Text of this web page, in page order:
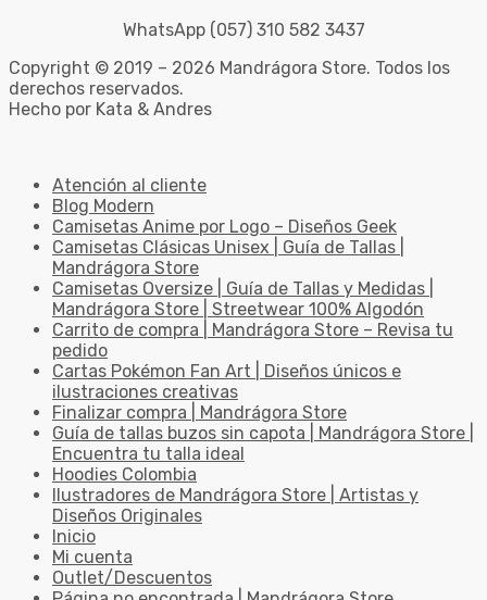
WhatsApp (057) 310 582 3437
Copyright © 2019 – 2026 Mandrágora Store. Todos los
derechos reservados.
Hecho por Kata & Andres
Atención al cliente
Blog Modern
Camisetas Anime por Logo – Diseños Geek
Camisetas Clásicas Unisex | Guía de Tallas |
Mandrágora Store
Camisetas Oversize | Guía de Tallas y Medidas |
Mandrágora Store | Streetwear 100% Algodón
Carrito de compra | Mandrágora Store – Revisa tu
pedido
Cartas Pokémon Fan Art | Diseños únicos e
ilustraciones creativas
Finalizar compra | Mandrágora Store
Guía de tallas buzos sin capota | Mandrágora Store |
Encuentra tu talla ideal
Hoodies Colombia
Ilustradores de Mandrágora Store | Artistas y
Diseños Originales
Inicio
Mi cuenta
Outlet/Descuentos